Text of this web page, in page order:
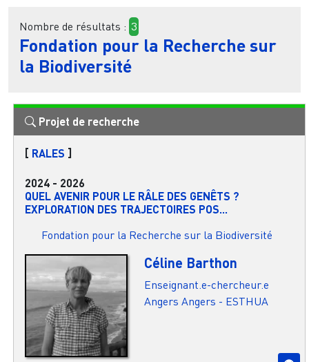
Nombre de résultats : 3
Fondation pour la Recherche sur
la Biodiversité
Projet de recherche
[ RALES ]
2024 - 2026
QUEL AVENIR POUR LE RÂLE DES GENÊTS ?
EXPLORATION DES TRAJECTOIRES POS...
Fondation pour la Recherche sur la Biodiversité
Céline Barthon
Enseignant.e-chercheur.e
Angers Angers - ESTHUA